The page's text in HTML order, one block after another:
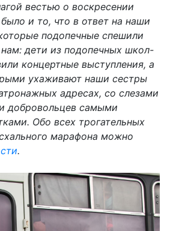
вестью о воскресении
и то, что в ответ на наши
подопечные спешили
дети из подопечных школ-
концертные выступления, а
ухаживают наши сестры
адресах, со слезами
добровольцев самыми
Обо всех трогательных
марафона можно
.